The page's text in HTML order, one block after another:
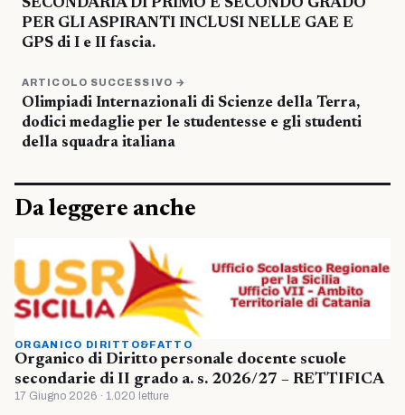
SECONDARIA DI PRIMO E SECONDO GRADO
PER GLI ASPIRANTI INCLUSI NELLE GAE E
GPS di I e II fascia.
ARTICOLO SUCCESSIVO →
Olimpiadi Internazionali di Scienze della Terra,
dodici medaglie per le studentesse e gli studenti
della squadra italiana
Da leggere anche
ORGANICO DIRITTO&FATTO
Organico di Diritto personale docente scuole
secondarie di II grado a. s. 2026/27 – RETTIFICA
17 Giugno 2026 · 1.020 letture